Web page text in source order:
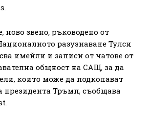
ново звено, ръководено от
разузнаване Тулси
имейли и записи от чатове от
общност на САЩ, за да
които може да подкопават
президента Тръмп, съобщава